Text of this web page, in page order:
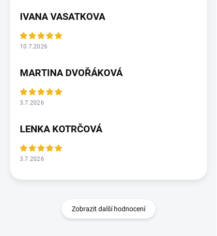
IVANA VASATKOVA
10.7.2026
MARTINA DVOŘÁKOVÁ
3.7.2026
LENKA KOTRČOVÁ
3.7.2026
Zobrazit další hodnocení